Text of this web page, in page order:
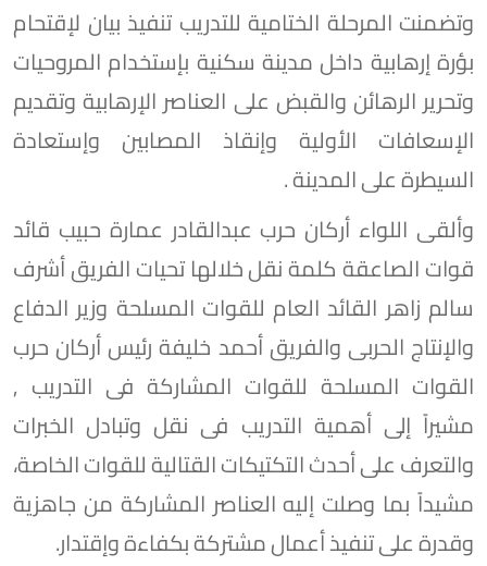
وتضمنت المرحلة الختامية للتدريب تنفيذ بيان لإقتحام
بؤرة إرهابية داخل مدينة سكنية بإستخدام المروحيات
وتحرير الرهائن والقبض على العناصر الإرهابية وتقديم
الإسعافات الأولية وإنقاذ المصابين وإستعادة
السيطرة على المدينة .
وألقى اللواء أركان حرب عبدالقادر عمارة حبيب قائد
قوات الصاعقة كلمة نقل خلالها تحيات الفريق أشرف
سالم زاهر القائد العام للقوات المسلحة وزير الدفاع
والإنتاج الحربى والفريق أحمد خليفة رئيس أركان حرب
القوات المسلحة للقوات المشاركة فى التدريب ,
مشيراً إلى أهمية التدريب فى نقل وتبادل الخبرات
والتعرف على أحدث التكتيكات القتالية للقوات الخاصة،
مشيداً بما وصلت إليه العناصر المشاركة من جاهزية
وقدرة على تنفيذ أعمال مشتركة بكفاءة وإقتدار.